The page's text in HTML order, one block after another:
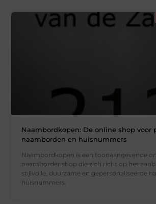
Naambordkopen: De online shop voor
naamborden en huisnummers
Naambordkopen is een toonaangevende
naambordenshop die zich richt op het
stijlvolle, duurzame en gepersonaliseerde
huisnummers.